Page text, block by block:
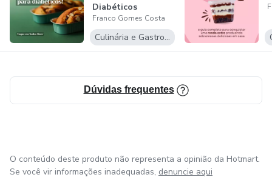
Diabéticos
Franco Gomes Costa
Culinária e Gastronomia
Dúvidas frequentes
O conteúdo deste produto não representa a opinião da Hotmart.
Se você vir informações inadequadas, denuncie aqui